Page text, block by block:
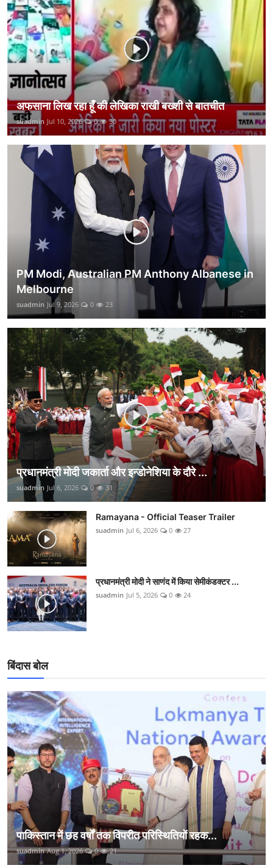
कानून
राजनीति
वीडियो
अफसाना लिख रहा हूँ की लेखिका राखी बख्शी से बातचीत
suadmin Jul 10, 2026 0 30
PM Modi, Australian PM Anthony Albanese in
Melbourne
suadmin Jul 9, 2026 0 23
प्रधानमंत्री मोदी जकार्ता और इन्डोनेशिया के दौरे ...
suadmin Jul 6, 2026 0 31
Ramayana - Official Teaser Trailer
suadmin Jul 6, 2026 0 27
प्रधानमंत्री मोदी ने साणंद में किया सेमीकंडक्टर ...
suadmin Jul 5, 2026 0 24
बिंदास बोल
पाकिस्तान में छह वर्षों तक विपरीत परिस्थितियों रहक...
suadmin Aug 1, 2026 0 21